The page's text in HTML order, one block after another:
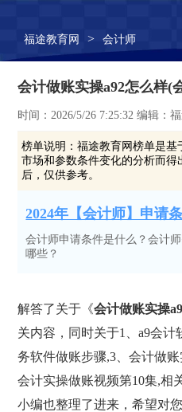
福途教育网 > 会计师
会计做账实操a92怎么样(
时间：2026/5/26 7:25:32 编辑：
榜单说明：福途教育网榜单是基
市场和参数条件变化的分析而
后，仅供参考。
2024年【会计师】申请
会计师申请条件是什么？会计
哪些？
解答了关于《会计做账实操
关内容，同时关于1、a9会计
务软件做账步骤,3、会计做账
会计实操做账视频第10集,相
小编也整理了进来，希望对您